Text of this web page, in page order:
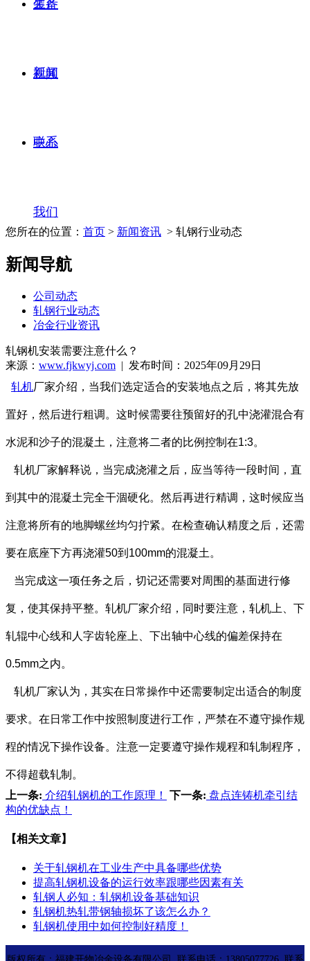
装备
生产
视频
新闻
中心
联系
我们
您所在的位置： 首页 > 新闻资讯 > 轧钢行业动态
新闻导航
公司动态
轧钢行业动态
冶金行业资讯
轧钢机安装需要注意什么？
来源： www.fjkwyj.com | 发布时间：2025年09月29日
轧机厂家介绍，当我们选定适合的安装地点之后，将其先放
置好，然后进行粗调。这时候需要往预留好的孔中浇灌混合有
水泥和沙子的混凝土，注意将二者的比例控制在1:3。
轧机厂家解释说，当完成浇灌之后，应当等待一段时间，直
到其中的混凝土完全干涸硬化。然后再进行精调，这时候应当
注意将所有的地脚螺丝均匀拧紧。在检查确认精度之后，还需
要在底座下方再浇灌50到100mm的混凝土。
当完成这一项任务之后，切记还需要对周围的基面进行修
复，使其保持平整。轧机厂家介绍，同时要注意，轧机上、下
轧辊中心线和人字齿轮座上、下出轴中心线的偏差保持在
0.5mm之内。
轧机厂家认为，其实在日常操作中还需要制定出适合的制度
要求。在日常工作中按照制度进行工作，严禁在不遵守操作规
程的情况下操作设备。注意一定要遵守操作规程和轧制程序，
不得超载轧制。
上一条: 介绍轧钢机的工作原理！ 下一条: 盘点连铸机牵引结
构的优缺点！
【相关文章】
关于轧钢机在工业生产中具备哪些优势
提高轧钢机设备的运行效率跟哪些因素有关
轧钢人必知：轧钢机设备基础知识
轧钢机热轧带钢轴损坏了该怎么办？
轧钢机使用中如何控制好精度！